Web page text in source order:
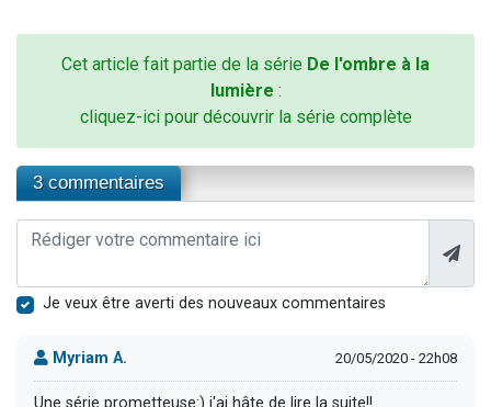
Cet article fait partie de la série De l'ombre à la
lumière :
cliquez-ici pour découvrir la série complète
3 commentaires
Je veux être averti des nouveaux commentaires
Myriam A. 20/05/2020 - 22h08